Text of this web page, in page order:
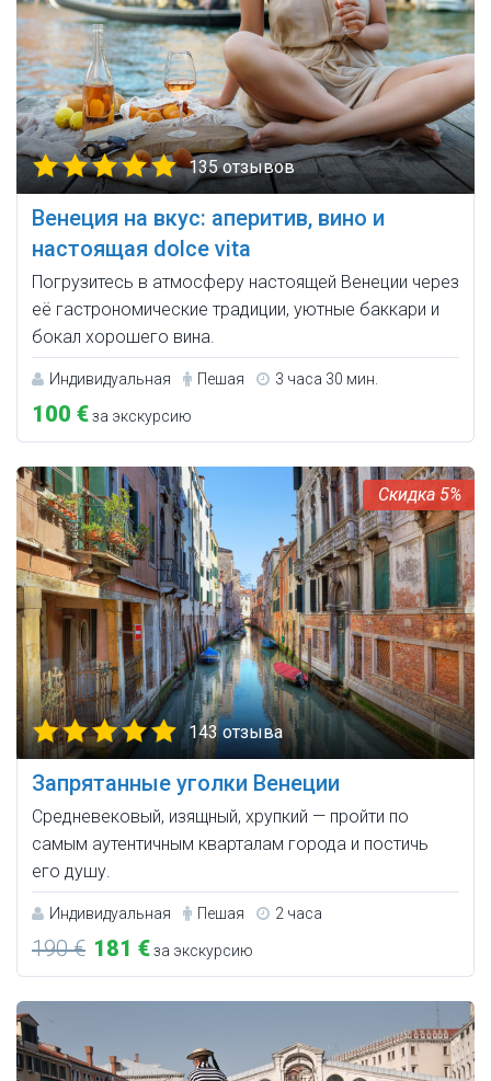
135 отзывов
Венеция на вкус: аперитив, вино и
настоящая dolce vita
Погрузитесь в атмосферу настоящей Венеции через
её гастрономические традиции, уютные баккари и
бокал хорошего вина.
Индивидуальная Пешая 3 часа 30 мин.
100 €за экскурсию
5%
143 отзыва
Запрятанные уголки Венеции
Средневековый, изящный, хрупкий — пройти по
самым аутентичным кварталам города и постичь
его душу.
Индивидуальная Пешая 2 часа
190 € 181 €за экскурсию